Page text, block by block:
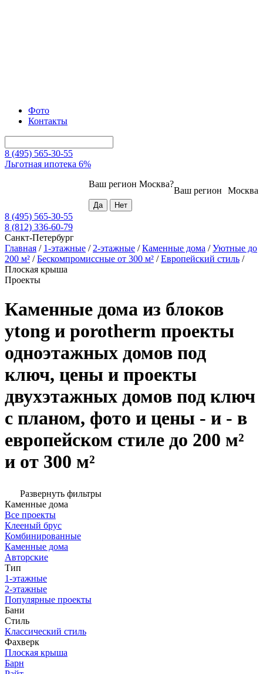
Фото
Контакты
8 (495) 565-30-55
Льготная ипотека 6%
Москва
Ваш регион
Ваш регион Москва?
8 (495) 565-30-55
8 (812) 336-60-79
Санкт-Петербург
Главная / 1-этажные / 2-этажные /Каменные дома /Уютные до
200 м² /Бескомпромиссные от 300 м² /Европейский стиль /
Плоская крыша
Проекты
Каменные дома из блоков
ytong и porotherm проекты
одноэтажных домов под
ключ, цены и проекты
двухэтажных домов под ключ
с планом, фото и цены - и - в
европейском стиле до 200 м²
и от 300 м²
Развернуть фильтры
Каменные дома
Все проекты
Клееный брус
Комбинированные
Каменные дома
Авторские
Тип
1-этажные
2-этажные
Популярные проекты
Бани
Стиль
Классический стиль
Фахверк
Плоская крыша
Барн